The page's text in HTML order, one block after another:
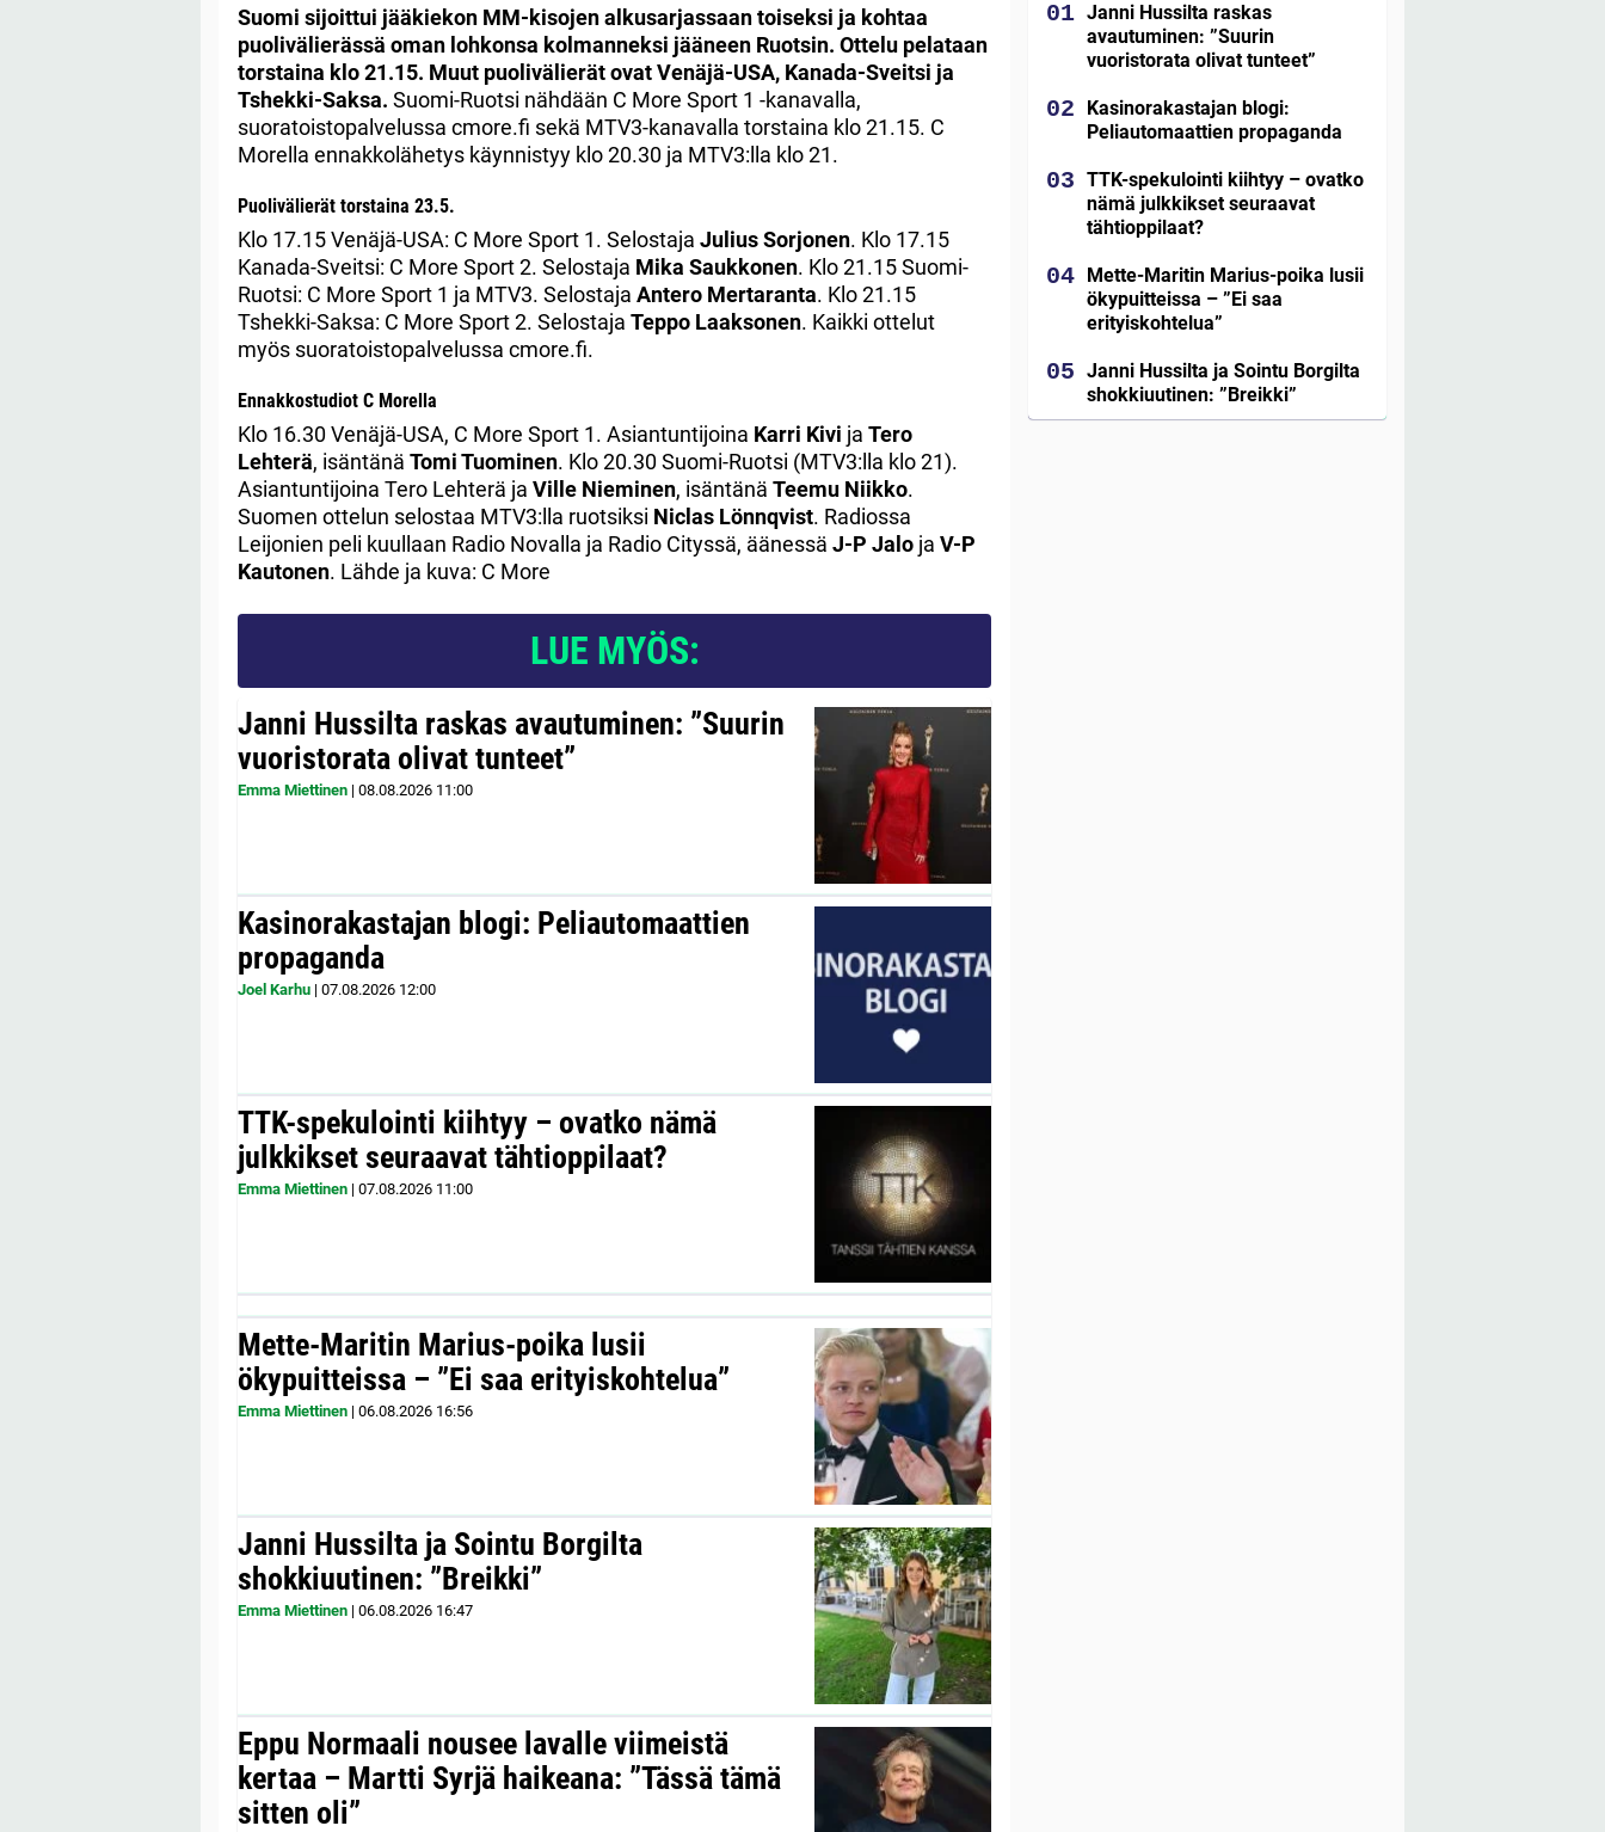
Suomi sijoittui jääkiekon MM-kisojen alkusarjassaan toiseksi ja kohtaa
puolivälierässä oman lohkonsa kolmanneksi jääneen Ruotsin. Ottelu pelataan
torstaina klo 21.15. Muut puolivälierät ovat Venäjä-USA, Kanada-Sveitsi ja
Tshekki-Saksa. Suomi-Ruotsi nähdään C More Sport 1 -kanavalla,
suoratoistopalvelussa cmore.fi sekä MTV3-kanavalla torstaina klo 21.15. C
Morella ennakkolähetys käynnistyy klo 20.30 ja MTV3:lla klo 21.
Puolivälierät torstaina 23.5.
Klo 17.15 Venäjä-USA: C More Sport 1. Selostaja Julius Sorjonen. Klo 17.15
Kanada-Sveitsi: C More Sport 2. Selostaja Mika Saukkonen. Klo 21.15 Suomi-
Ruotsi: C More Sport 1 ja MTV3. Selostaja Antero Mertaranta. Klo 21.15
Tshekki-Saksa: C More Sport 2. Selostaja Teppo Laaksonen. Kaikki ottelut
myös suoratoistopalvelussa cmore.fi.
Ennakkostudiot C Morella
Klo 16.30 Venäjä-USA, C More Sport 1. Asiantuntijoina Karri Kivi ja Tero
Lehterä, isäntänä Tomi Tuominen. Klo 20.30 Suomi-Ruotsi (MTV3:lla klo 21).
Asiantuntijoina Tero Lehterä ja Ville Nieminen, isäntänä Teemu Niikko.
Suomen ottelun selostaa MTV3:lla ruotsiksi Niclas Lönnqvist. Radiossa
Leijonien peli kuullaan Radio Novalla ja Radio Cityssä, äänessä J-P Jalo ja V-P
Kautonen. Lähde ja kuva: C More
LUE MYÖS:
Janni Hussilta raskas avautuminen: ”Suurin
vuoristorata olivat tunteet”
Emma Miettinen | 08.08.2026 11:00
Kasinorakastajan blogi: Peliautomaattien
propaganda
Joel Karhu | 07.08.2026 12:00
TTK-spekulointi kiihtyy – ovatko nämä
julkkikset seuraavat tähtioppilaat?
Emma Miettinen | 07.08.2026 11:00
Mette-Maritin Marius-poika lusii
ökypuitteissa – ”Ei saa erityiskohtelua”
Emma Miettinen | 06.08.2026 16:56
Janni Hussilta ja Sointu Borgilta
shokkiuutinen: ”Breikki”
Emma Miettinen | 06.08.2026 16:47
Eppu Normaali nousee lavalle viimeistä
kertaa – Martti Syrjä haikeana: ”Tässä tämä
sitten oli”
Janni Hussilta raskas
avautuminen: ”Suurin
vuoristorata olivat tunteet”
Kasinorakastajan blogi:
Peliautomaattien propaganda
TTK-spekulointi kiihtyy – ovatko
nämä julkkikset seuraavat
tähtioppilaat?
Mette-Maritin Marius-poika lusii
ökypuitteissa – ”Ei saa
erityiskohtelua”
Janni Hussilta ja Sointu Borgilta
shokkiuutinen: ”Breikki”